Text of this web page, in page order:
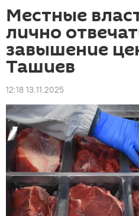
Местные
лично
завышение
Ташиев
12:18 13.11.2025